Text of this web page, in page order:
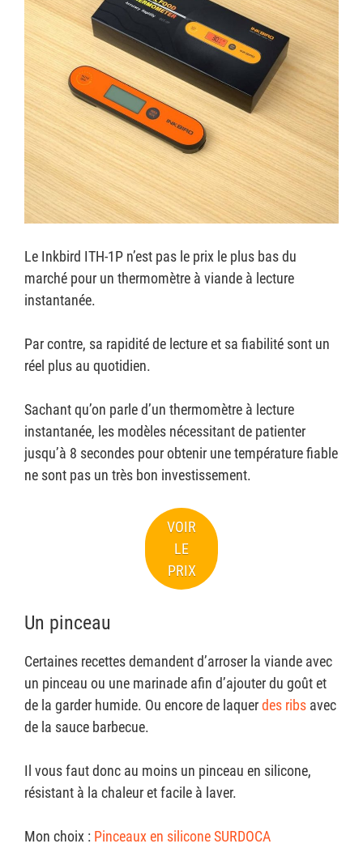
Le Inkbird ITH-1P n’est pas le prix le plus bas du
marché pour un thermomètre à viande à lecture
instantanée.
Par contre, sa rapidité de lecture et sa fiabilité sont un
réel plus au quotidien.
Sachant qu’on parle d’un thermomètre à lecture
instantanée, les modèles nécessitant de patienter
jusqu’à 8 secondes pour obtenir une température fiable
ne sont pas un très bon investissement.
VOIR
LE
PRIX
Un pinceau
Certaines recettes demandent d’arroser la viande avec
un pinceau ou une marinade afin d’ajouter du goût et
de la garder humide. Ou encore de laquerdes ribs avec
de la sauce barbecue.
Il vous faut donc au moins un pinceau en silicone,
résistant à la chaleur et facile à laver.
Mon choix : Pinceaux en silicone SURDOCA